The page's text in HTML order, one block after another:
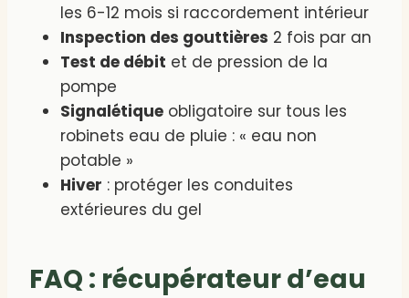
les 6-12 mois si raccordement intérieur
Inspection des gouttières 2 fois par an
Test de débit et de pression de la
pompe
Signalétique obligatoire sur tous les
robinets eau de pluie : « eau non
potable »
Hiver : protéger les conduites
extérieures du gel
FAQ : récupérateur d’eau